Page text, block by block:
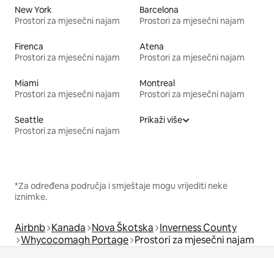
New York
Prostori za mjesečni najam
Barcelona
Prostori za mjesečni najam
Firenca
Prostori za mjesečni najam
Atena
Prostori za mjesečni najam
Miami
Prostori za mjesečni najam
Montreal
Prostori za mjesečni najam
Seattle
Prostori za mjesečni najam
Prikaži više
*Za određena područja i smještaje mogu vrijediti neke
iznimke.
Airbnb Kanada Nova Škotska Inverness County
Whycocomagh Portage Prostori za mjesečni najam